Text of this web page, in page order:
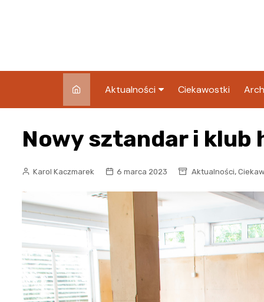
Aktualności
Blog
Ciekawostki
Nowy sztandar i klub
Karol Kaczmarek 6 marca 2023 Aktualności,